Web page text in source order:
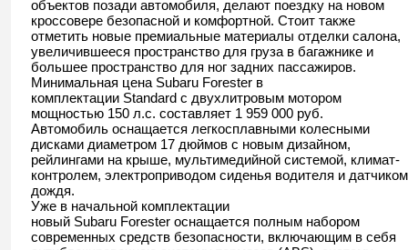
объектов позади автомобиля, делают поездку на новом
кроссовере безопасной и комфортной. Стоит также
отметить новые премиальные материалы отделки салона,
увеличившееся пространство для груза в багажнике и
большее пространство для ног задних пассажиров.
Минимальная цена Subaru Forester в
комплектации Standard с двухлитровым мотором
мощностью 150 л.с. составляет 1 959 000 руб.
Автомобиль оснащается легкосплавными колесными
дисками диаметром 17 дюймов с новым дизайном,
рейлингами на крыше, мультимедийной системой, климат-
контролем, электроприводом сиденья водителя и датчиком
дождя.
Уже в начальной комплектации
новый Subaru Forester оснащается полным набором
современных средств безопасности, включающим в себя